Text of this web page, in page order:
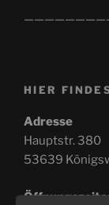
HIER
Adresse
Hauptstr. 380
53639